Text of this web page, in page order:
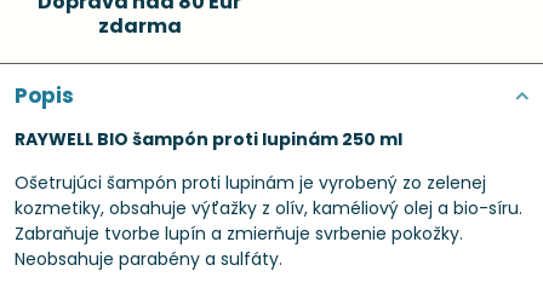
zdarma
Popis
RAYWELL BIO šampón proti lupinám 250 ml
Ošetrujúci šampón proti lupinám je vyrobený zo zelenej
kozmetiky, obsahuje výťažky z olív, kaméliový olej a bio-síru.
Zabraňuje tvorbe lupín a zmierňuje svrbenie pokožky.
Neobsahuje parabény a sulfáty.